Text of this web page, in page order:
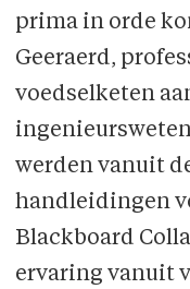
prima in orde
Geeraerd,
voedselketen
werden vanuit
handleidingen
Blackboard
ervaring vanuit